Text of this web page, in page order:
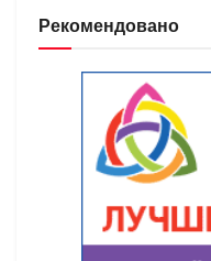
Рекомендовано